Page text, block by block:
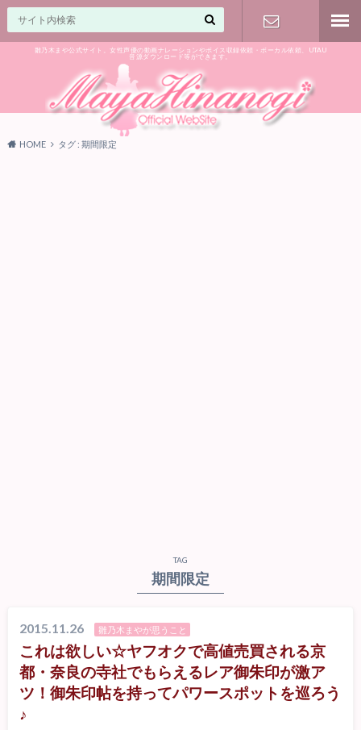
雛乃木まや公式サイト。女性声優の動画ナレーションやボイス収録依頼・ボーカル依頼、UTAU
音源ダウンロード等ができます。
気軽に♪
HOME タグ : 期間限定
TAG
期間限定
2015.11.26 雛乃木まやが思うこと
これは欲しい☆ヤフオクで高値売買される京
都・奈良の寺社でもらえるレア御朱印が激ア
ツ！御朱印帖を持ってパワースポットを巡ろう
♪